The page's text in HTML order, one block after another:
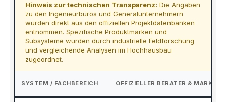
Hinweis zur technischen Transparenz: Die Angaben
zu den Ingenieurbüros und Generalunternehmern
wurden direkt aus den offiziellen Projektdatenbänken
entnommen. Spezifische Produktmarken und
Subsysteme wurden durch industrielle Feldforschung
und vergleichende Analysen im Hochhausbau
zugeordnet.
SYSTEM / FACHBEREICH OFFIZIELLER BERATER & MARKEN